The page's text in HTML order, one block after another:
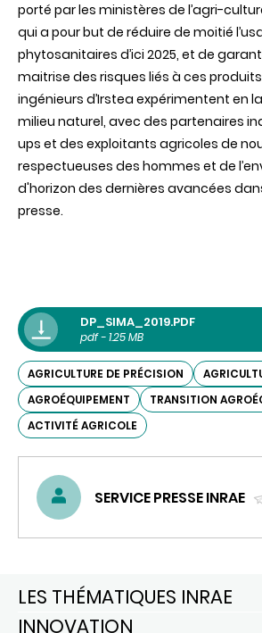
porté par les ministères de l’agri-
qui a pour but de réduire de moitié
phytosanitaires d’ici 2025, et de
maitrise des risques liés à ces
ingénieurs d’Irstea expérimentent en
milieu naturel, avec des partenaires
ups et des exploitants agricoles de
respectueuses des hommes et de
d'horizon des dernières avancées
presse.
DP_SIMA_2019.PDF
pdf - 1.25 MB
AGRICULTURE DE PRÉCISION
AGROÉQUIPEMENT
TRANSITION
ACTIVITÉ AGRICOLE
SERVICE PRESSE INRAE
UN
LES THÉMATIQUES INRAE
INNOVATION